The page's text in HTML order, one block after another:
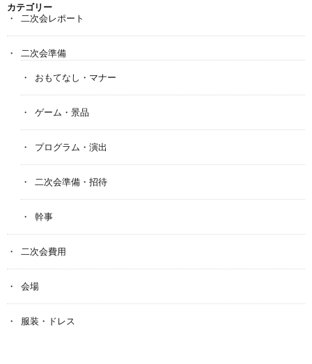
カテゴリー
二次会レポート
二次会準備
おもてなし・マナー
ゲーム・景品
プログラム・演出
二次会準備・招待
幹事
二次会費用
会場
服装・ドレス